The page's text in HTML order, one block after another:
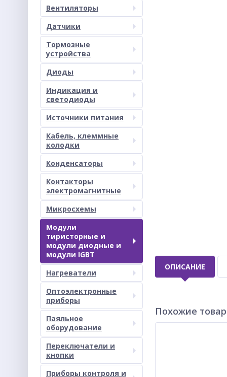
Вентиляторы
Датчики
Тормозные
устройства
Диоды
Индикация и
светодиоды
Источники питания
Кабель, клеммные
колодки
Конденсаторы
Контакторы
электромагнитные
Микросхемы
Модули
тиристорные и
модули диодные и
модули IGBT
Нагреватели
Оптоэлектронные
приборы
Паяльное
оборудование
Переключатели и
кнопки
Приборы контроля и
ОПИСАНИЕ
Похожие